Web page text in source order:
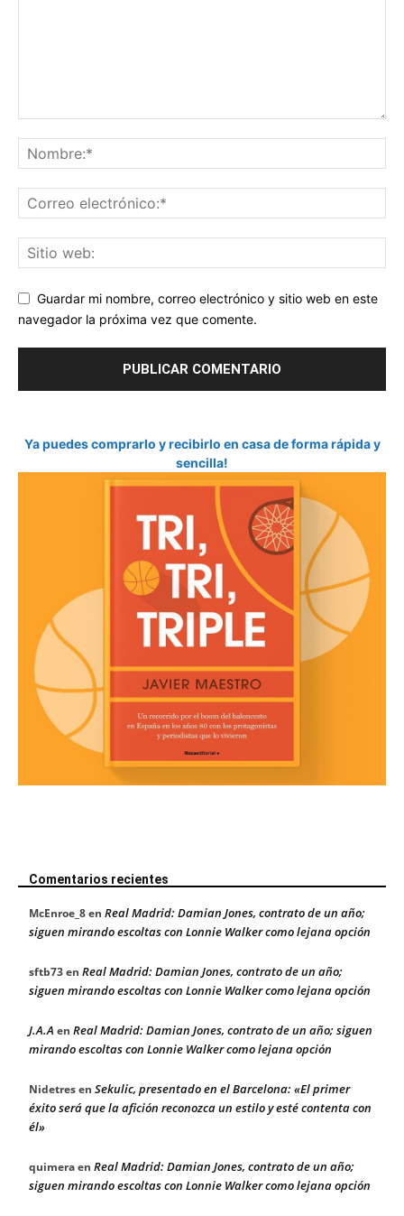
Guardar mi nombre, correo electrónico y sitio web en este
navegador la próxima vez que comente.
Ya puedes comprarlo y recibirlo en casa de forma rápida y
sencilla!
Comentarios recientes
McEnroe_8en Real Madrid: Damian Jones, contrato de un año;
siguen mirando escoltas con Lonnie Walker como lejana opción
sftb73en Real Madrid: Damian Jones, contrato de un año;
siguen mirando escoltas con Lonnie Walker como lejana opción
J.A.A en Real Madrid: Damian Jones, contrato de un año; siguen
mirando escoltas con Lonnie Walker como lejana opción
Nidetresen Sekulic, presentado en el Barcelona: «El primer
éxito será que la afición reconozca un estilo y esté contenta con
él»
quimeraen Real Madrid: Damian Jones, contrato de un año;
siguen mirando escoltas con Lonnie Walker como lejana opción